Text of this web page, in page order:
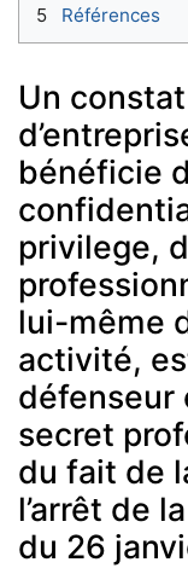
5
Références
Un
bénéficie
privilege,
lui-même
activité,
défenseur
secret
du fait de
l’arrêt de
du 26